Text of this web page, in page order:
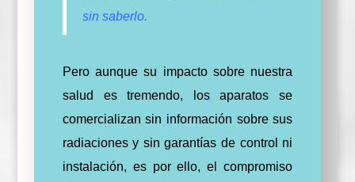
sin saberlo.
Pero aunque su impacto sobre nuestra
salud es tremendo, los aparatos se
comercializan sin información sobre sus
radiaciones y sin garantías de control ni
instalación, es por ello, el compromiso